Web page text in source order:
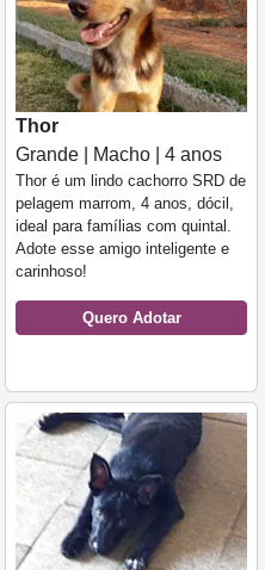
Thor
Grande | Macho | 4 anos
Thor é um lindo cachorro SRD de
pelagem marrom, 4 anos, dócil,
ideal para famílias com quintal.
Adote esse amigo inteligente e
carinhoso!
Quero Adotar